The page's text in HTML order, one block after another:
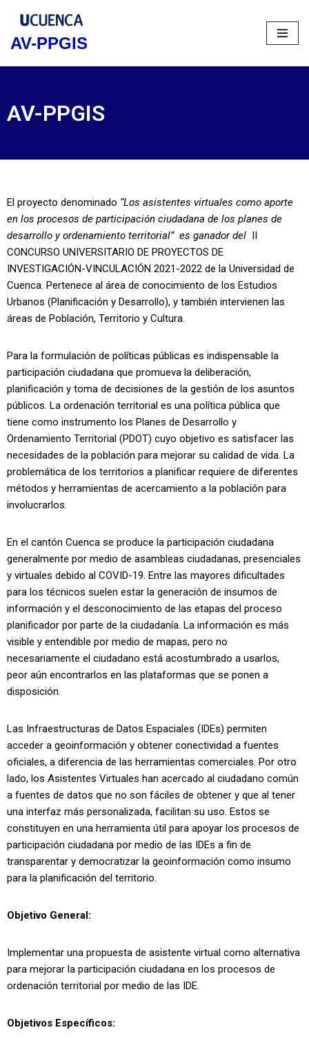
Skip
content
AV-PPGIS
AV-PPGIS
El proyecto denominado “Los asistentes virtuales como aporte
en los procesos de participación ciudadana de los planes de
desarrollo y ordenamiento territorial” es ganador del II
CONCURSO UNIVERSITARIO DE PROYECTOS DE
INVESTIGACIÓN-VINCULACIÓN 2021-2022 de la Universidad de
Cuenca. Pertenece al área de conocimiento de los Estudios
Urbanos (Planificación y Desarrollo), y también intervienen las
áreas de Población, Territorio y Cultura.
Para la formulación de políticas públicas es indispensable la
participación ciudadana que promueva la deliberación,
planificación y toma de decisiones de la gestión de los asuntos
públicos. La ordenación territorial es una política pública que
tiene como instrumento los Planes de Desarrollo y
Ordenamiento Territorial (PDOT) cuyo objetivo es satisfacer las
necesidades de la población para mejorar su calidad de vida. La
problemática de los territorios a planificar requiere de diferentes
métodos y herramientas de acercamiento a la población para
involucrarlos.
En el cantón Cuenca se produce la participación ciudadana
generalmente por medio de asambleas ciudadanas, presenciales
y virtuales debido al COVID-19. Entre las mayores dificultades
para los técnicos suelen estar la generación de insumos de
información y el desconocimiento de las etapas del proceso
planificador por parte de la ciudadanía. La información es más
visible y entendible por medio de mapas, pero no
necesariamente el ciudadano está acostumbrado a usarlos,
peor aún encontrarlos en las plataformas que se ponen a
disposición.
Las Infraestructuras de Datos Espaciales (IDEs) permiten
acceder a geoinformación y obtener conectividad a fuentes
oficiales, a diferencia de las herramientas comerciales. Por otro
lado, los Asistentes Virtuales han acercado al ciudadano común
a fuentes de datos que no son fáciles de obtener y que al tener
una interfaz más personalizada, facilitan su uso. Estos se
constituyen en una herramienta útil para apoyar los procesos de
participación ciudadana por medio de las IDEs a fin de
transparentar y democratizar la geoinformación como insumo
para la planificación del territorio.
Objetivo General:
Implementar una propuesta de asistente virtual como alternativa
para mejorar la participación ciudadana en los procesos de
ordenación territorial por medio de las IDE.
Objetivos Específicos: